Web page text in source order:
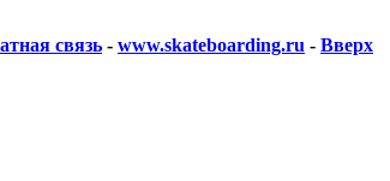
связь - www.skateboarding.ru - Вверх